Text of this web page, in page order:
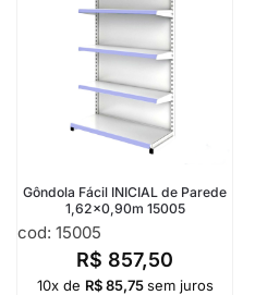
Gôndola Fácil INICIAL de Parede
1,62×0,90m 15005
cod: 15005
R$ 857,50
10x de R$85,75 sem juros